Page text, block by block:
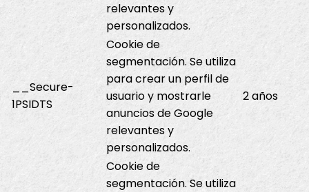
relevantes y
personalizados.
__Secure-
1PSIDTS
Cookie de
segmentación. Se utiliza
para crear un perfil de
usuario y mostrarle
anuncios de Google
relevantes y
personalizados.
2 años
Cookie de
segmentación. Se utiliza